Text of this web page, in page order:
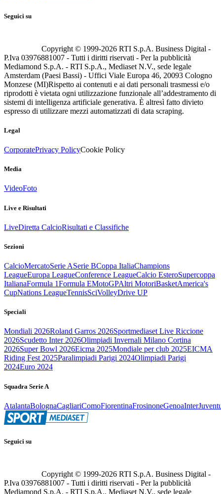
Seguici su
Copyright © 1999-2026 RTI S.p.A. Business Digital -
P.Iva 03976881007 - Tutti i diritti riservati - Per la pubblicità
Mediamond S.p.A. - RTI S.p.A., Mediaset N.V., sede legale
Amsterdam (Paesi Bassi) - Uffici Viale Europa 46, 20093 Cologno
Monzese (MI)Rispetto ai contenuti e ai dati personali trasmessi e/o
riprodotti è vietata ogni utilizzazione funzionale all’addestramento di
sistemi di intelligenza artificiale generativa. È altresì fatto divieto
espresso di utilizzare mezzi automatizzati di data scraping.
Legal
CorporatePrivacy PolicyCookie Policy
Media
VideoFoto
Live e Risultati
LiveDiretta CalcioRisultati e Classifiche
Sezioni
CalcioMercatoSerie ASerie BCoppa ItaliaChampions
LeagueEuropa LeagueConference LeagueCalcio EsteroSupercoppa
ItalianaFormula 1Formula EMotoGPAltri MotoriBasketAmerica's
CupNations LeagueTennisSciVolleyDrive UP
Speciali
Mondiali 2026Roland Garros 2026Sportmediaset Live Riccione
2026Scudetto Inter 2026Olimpiadi Invernali Milano Cortina
2026Super Bowl 2026Eicma 2025Mondiale per club 2025EICMA
Riding Fest 2025Paralimpiadi Parigi 2024Olimpiadi Parigi
2024Euro 2024
Squadra Serie A
AtalantaBolognaCagliariComoFiorentinaFrosinoneGenoaInter
Seguici su
Copyright © 1999-2026 RTI S.p.A. Business Digital -
P.Iva 03976881007 - Tutti i diritti riservati - Per la pubblicità
Mediamond S.p.A. - RTI S.p.A., Mediaset N.V., sede legale